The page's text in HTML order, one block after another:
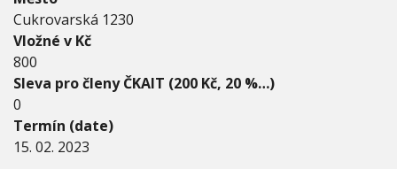
0
2
3
Cukrovarská 1230
Vložné v Kč
800
Sleva pro členy ČKAIT (200 Kč, 20 %…)
0
Termín (date)
15. 02. 2023